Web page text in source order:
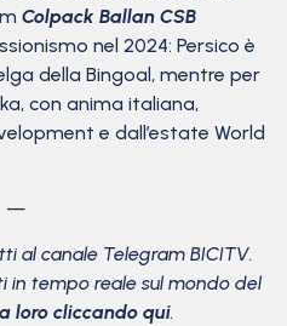
Colpack Ballan CSB
nel 2024: Persico è
della Bingoal, mentre per
con anima italiana,
e dall’estate World
—
al canale Telegram BICITV.
in tempo reale sul mondo del
loro cliccando qui.